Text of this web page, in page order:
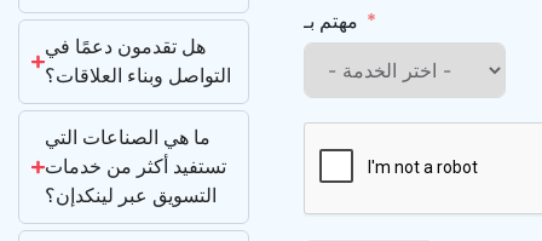
هل تقدمون دعمًا في
التواصل وبناء العلاقات؟
ما هي الصناعات التي
تستفيد أكثر من خدمات
التسويق عبر لينكدإن؟
مهتم بـ